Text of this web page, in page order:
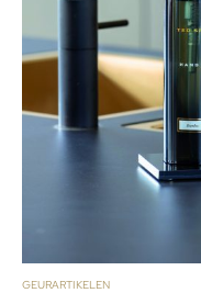
GEURARTIKELEN